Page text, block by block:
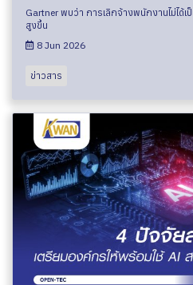
Gartner พบว่า การเลิกจ้างพนักงานไม่ได้
สูงขึ้น
8 Jun 2026
ข่าวสาร